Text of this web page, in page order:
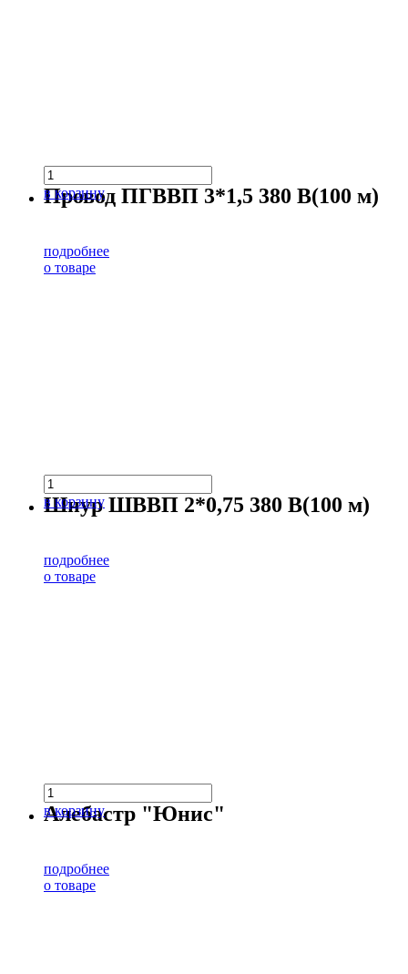
в корзину
Провод ПГВВП 3*1,5 380 В(100 м)
подробнее
о товаре
в корзину
Шнур ШВВП 2*0,75 380 В(100 м)
подробнее
о товаре
в корзину
Алебастр "Юнис"
подробнее
о товаре